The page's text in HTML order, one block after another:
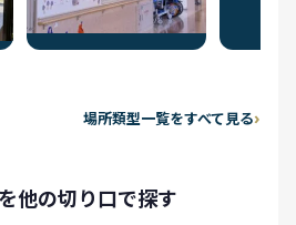
場所類型一覧をすべて見る
他の切り口で探す